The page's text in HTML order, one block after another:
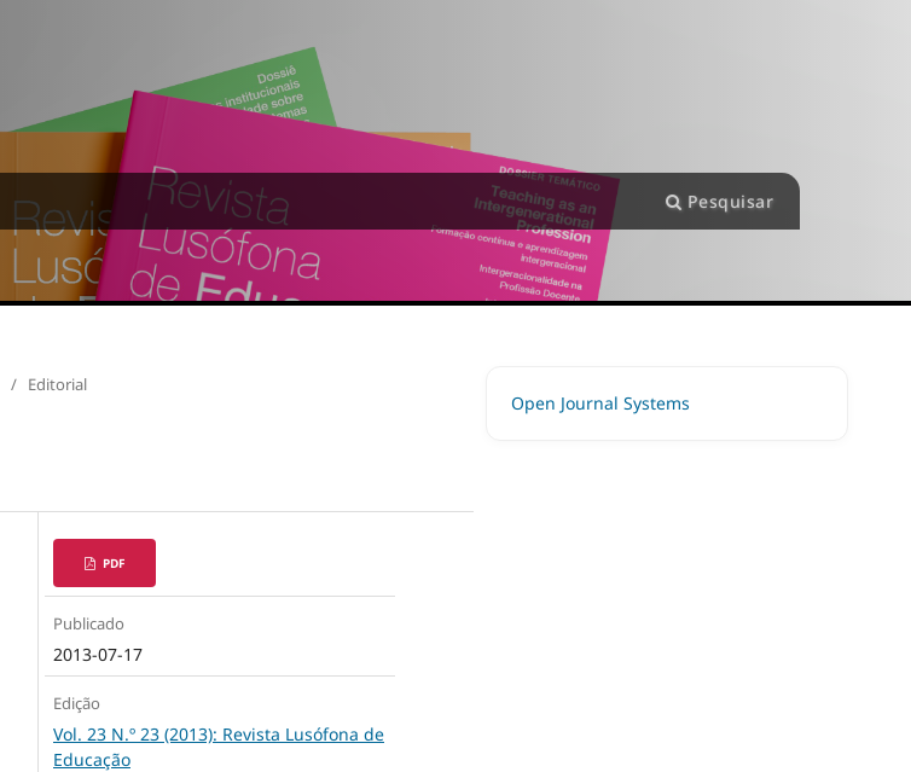
Pesquisar
/ Editorial
PDF
Publicado
2013-07-17
Edição
Vol. 23 N.º 23 (2013): Revista Lusófona de
Educação
Open Journal Systems